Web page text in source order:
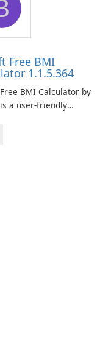
infrastructure.
Free BMI
1.1.5.364
BMI Calculator by
a user-friendly
to help you